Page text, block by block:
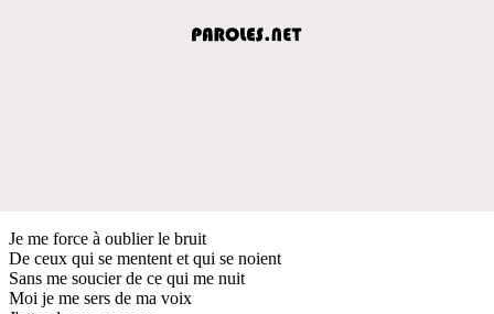
Je me force à oublier le bruit
De ceux qui se mentent et qui se noient
Sans me soucier de ce qui me nuit
Moi je me sers de ma voix